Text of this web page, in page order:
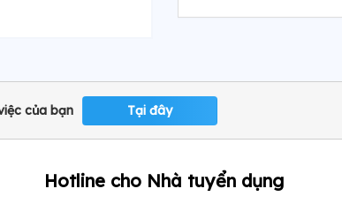
của bạn Tại đây
Hotline cho Nhà tuyển dụng